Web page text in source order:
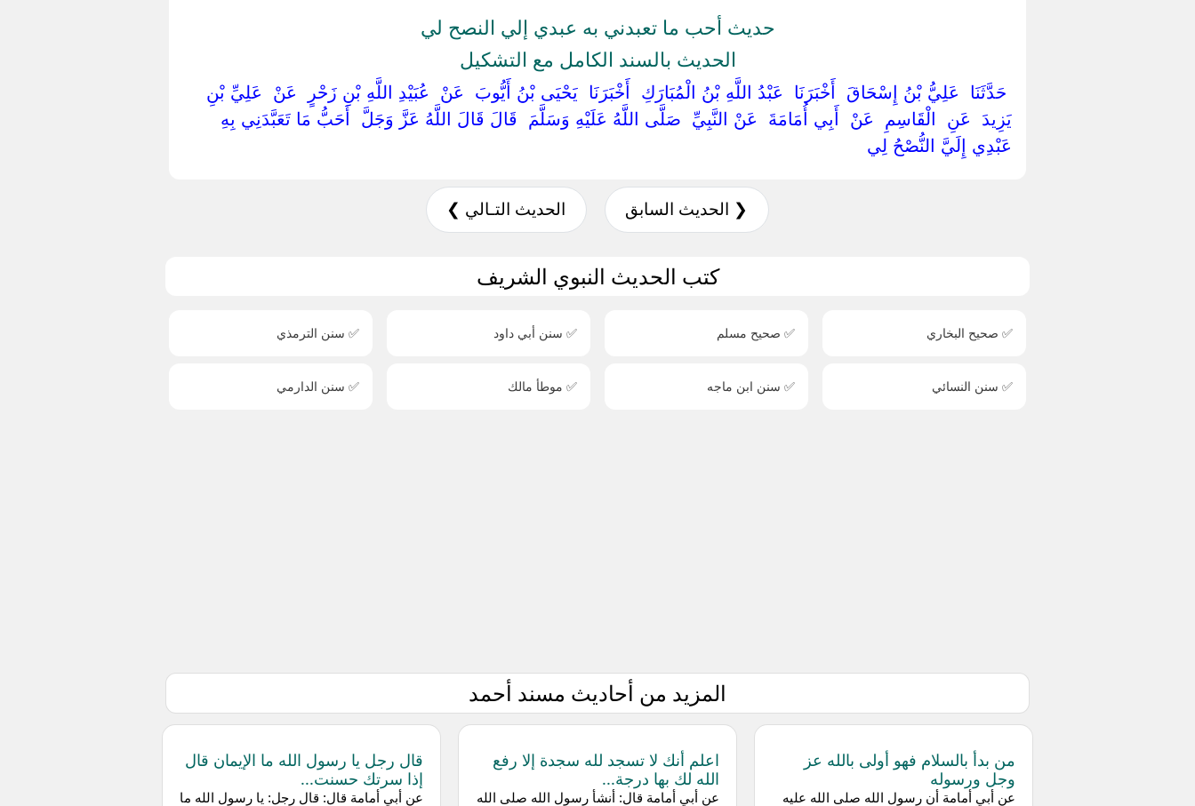
حديث أحب ما تعبدني به عبدي إلي النصح لي
الحديث بالسند الكامل مع التشكيل
‏ ‏حَدَّثَنَا ‏ ‏عَلِيُّ بْنُ إِسْحَاقَ ‏ ‏أَخْبَرَنَا ‏ ‏عَبْدُ اللَّهِ بْنُ الْمُبَارَكِ ‏ ‏أَخْبَرَنَا ‏ ‏يَحْيَى بْنُ أَيُّوبَ ‏ ‏عَنْ ‏ ‏عُبَيْدِ اللَّهِ بْنِ زَحْرٍ ‏ ‏عَنْ ‏ ‏عَلِيِّ بْنِ
يَزِيدَ ‏ ‏عَنِ ‏ ‏الْقَاسِمِ ‏ ‏عَنْ ‏ ‏أَبِي أُمَامَةَ ‏ ‏عَنْ النَّبِيِّ ‏ ‏صَلَّى اللَّهُ عَلَيْهِ وَسَلَّمَ ‏ ‏قَالَ قَالَ اللَّهُ عَزَّ وَجَلَّ ‏ ‏أَحَبُّ مَا تَعَبَّدَنِي بِهِ
عَبْدِي إِلَيَّ النُّصْحُ لِي ‏
❮ الحديث السابق الحديث التـالي ❯
كتب الحديث النبوي الشريف
✅ صحيح البخاري ✅ صحيح مسلم ✅ سنن أبي داود ✅ سنن الترمذي
✅ سنن النسائي ✅ سنن ابن ماجه ✅ موطأ مالك ✅ سنن الدارمي
المزيد من أحاديث مسند أحمد
من بدأ بالسلام فهو أولى بالله عز
وجل ورسوله
عن أبي أمامة أن رسول الله صلى الله عليه
اعلم أنك لا تسجد لله سجدة إلا رفع
الله لك بها درجة...
عن أبي أمامة قال: أنشأ رسول الله صلى الله
قال رجل يا رسول الله ما الإيمان قال
إذا سرتك حسنت...
عن أبي أمامة قال: قال رجل: يا رسول الله ما